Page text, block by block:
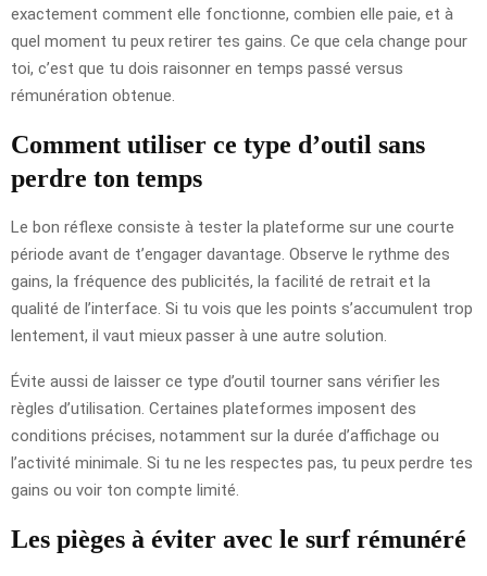
exactement comment elle fonctionne, combien elle paie, et à
quel moment tu peux retirer tes gains. Ce que cela change pour
toi, c’est que tu dois raisonner en temps passé versus
rémunération obtenue.
Comment utiliser ce type d’outil sans
perdre ton temps
Le bon réflexe consiste à tester la plateforme sur une courte
période avant de t’engager davantage. Observe le rythme des
gains, la fréquence des publicités, la facilité de retrait et la
qualité de l’interface. Si tu vois que les points s’accumulent trop
lentement, il vaut mieux passer à une autre solution.
Évite aussi de laisser ce type d’outil tourner sans vérifier les
règles d’utilisation. Certaines plateformes imposent des
conditions précises, notamment sur la durée d’affichage ou
l’activité minimale. Si tu ne les respectes pas, tu peux perdre tes
gains ou voir ton compte limité.
Les pièges à éviter avec le surf rémunéré